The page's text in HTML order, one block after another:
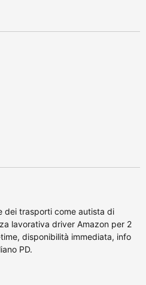
dei trasporti come autista di
lavorativa driver Amazon per 2
disponibilità immediata, info
PD.